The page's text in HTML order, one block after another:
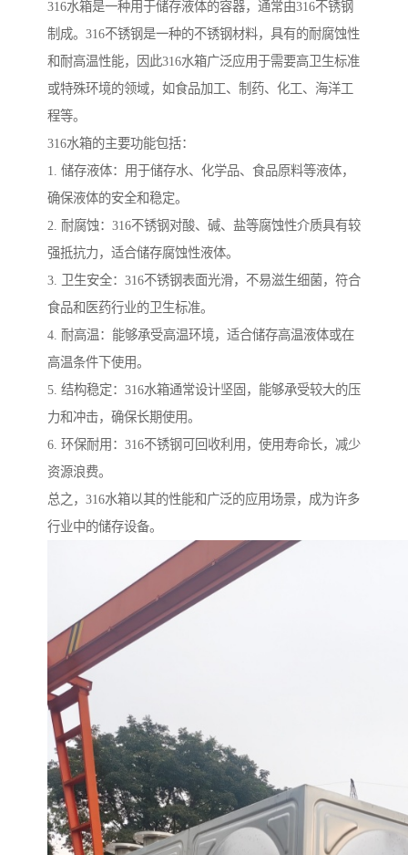
316水箱是一种用于储存液体的容器，通常由316不锈钢
制成。316不锈钢是一种的不锈钢材料，具有的耐腐蚀性
和耐高温性能，因此316水箱广泛应用于需要高卫生标准
或特殊环境的领域，如食品加工、制药、化工、海洋工
程等。
316水箱的主要功能包括：
1. 储存液体：用于储存水、化学品、食品原料等液体，
确保液体的安全和稳定。
2. 耐腐蚀：316不锈钢对酸、碱、盐等腐蚀性介质具有较
强抵抗力，适合储存腐蚀性液体。
3. 卫生安全：316不锈钢表面光滑，不易滋生细菌，符合
食品和医药行业的卫生标准。
4. 耐高温：能够承受高温环境，适合储存高温液体或在
高温条件下使用。
5. 结构稳定：316水箱通常设计坚固，能够承受较大的压
力和冲击，确保长期使用。
6. 环保耐用：316不锈钢可回收利用，使用寿命长，减少
资源浪费。
总之，316水箱以其的性能和广泛的应用场景，成为许多
行业中的储存设备。